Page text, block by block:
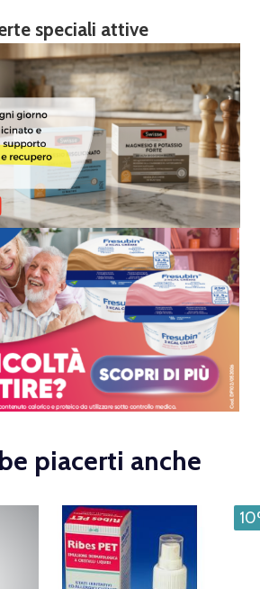
speciali attive
piacerti anche